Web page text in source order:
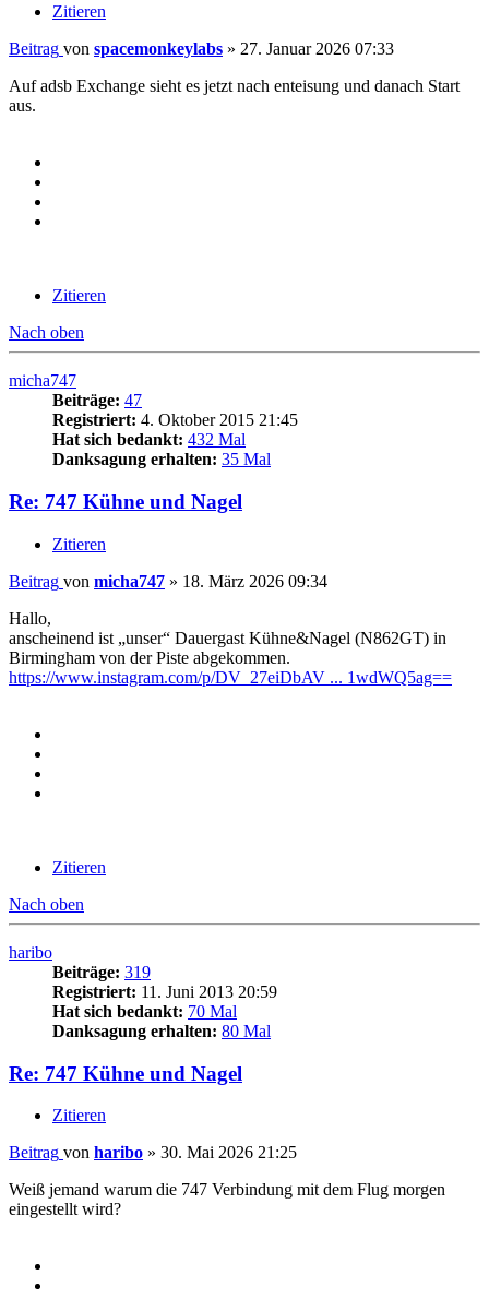
Zitieren
Beitrag von spacemonkeylabs » 27. Januar 2026 07:33
Auf adsb Exchange sieht es jetzt nach enteisung und danach Start
aus.
Zitieren
Nach oben
micha747
Beiträge: 47
Registriert: 4. Oktober 2015 21:45
Hat sich bedankt: 432 Mal
Danksagung erhalten: 35 Mal
Re: 747 Kühne und Nagel
Zitieren
Beitrag von micha747 » 18. März 2026 09:34
Hallo,
anscheinend ist „unser“ Dauergast Kühne&Nagel (N862GT) in
Birmingham von der Piste abgekommen.
https://www.instagram.com/p/DV_27eiDbAV ... 1wdWQ5ag==
Zitieren
Nach oben
haribo
Beiträge: 319
Registriert: 11. Juni 2013 20:59
Hat sich bedankt: 70 Mal
Danksagung erhalten: 80 Mal
Re: 747 Kühne und Nagel
Zitieren
Beitrag von haribo » 30. Mai 2026 21:25
Weiß jemand warum die 747 Verbindung mit dem Flug morgen
eingestellt wird?